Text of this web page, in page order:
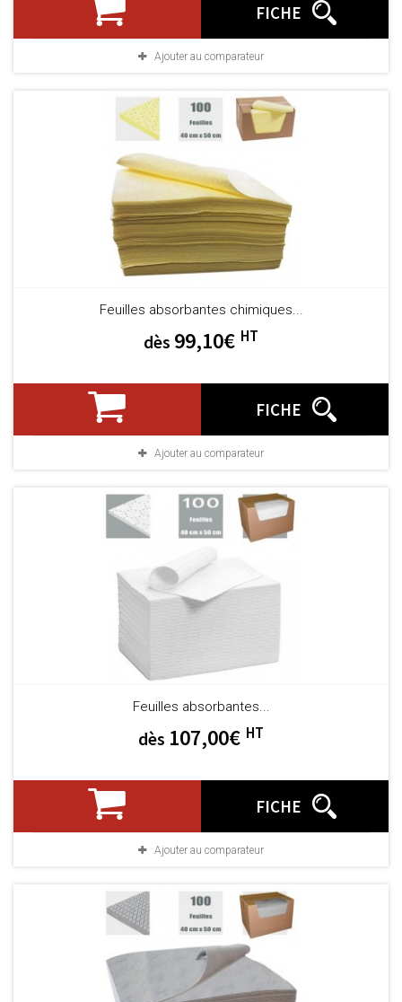
FICHE
Ajouter au comparateur
Feuilles absorbantes chimiques...
dès 99,10€ HT
FICHE
Ajouter au comparateur
Feuilles absorbantes...
dès 107,00€ HT
FICHE
Ajouter au comparateur